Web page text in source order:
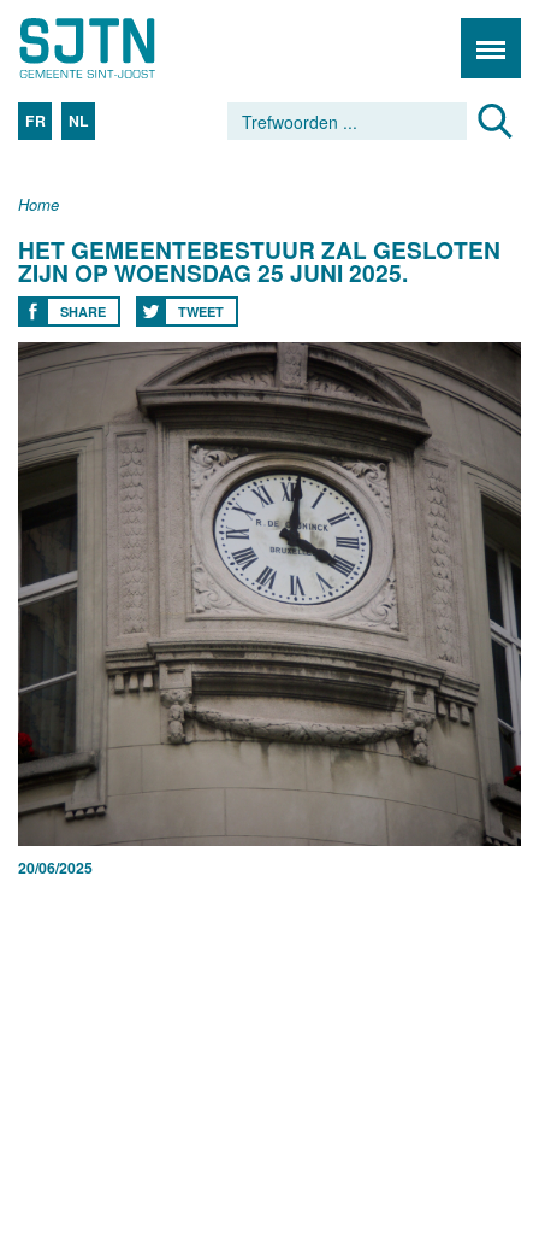
FR NL
Home
HET GEMEENTEBESTUUR ZAL GESLOTEN
ZIJN OP WOENSDAG 25 JUNI 2025.
SHARE TWEET
20/06/2025